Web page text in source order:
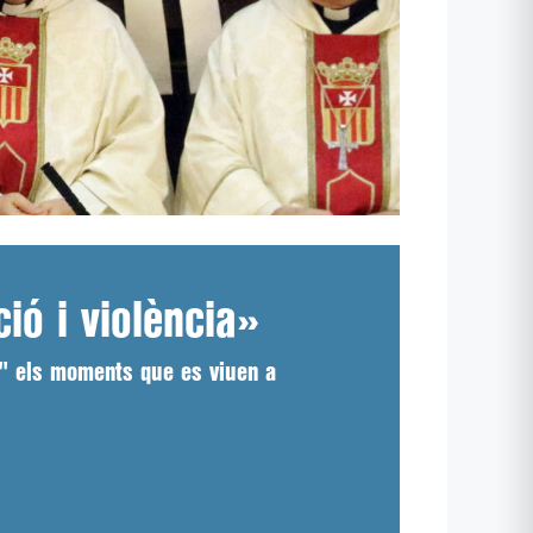
i violència»
els moments que es viuen a